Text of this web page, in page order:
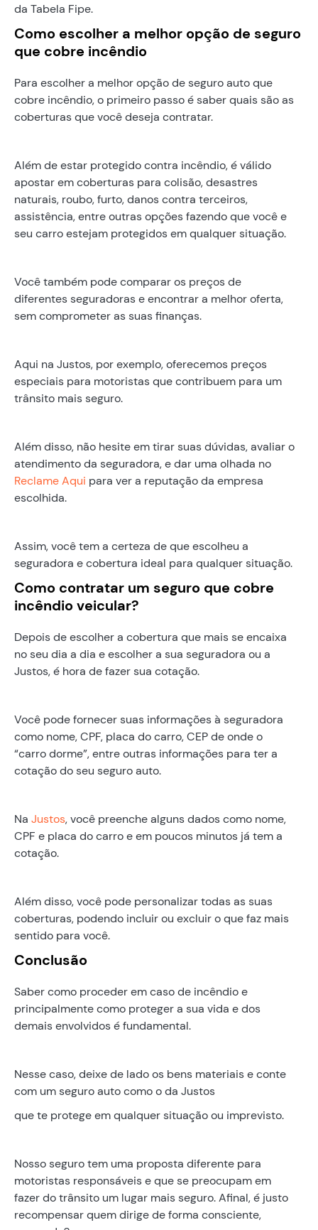
da Tabela Fipe.
Como escolher a melhor opção de seguro
que cobre incêndio
Para escolher a melhor opção de seguro auto que
cobre incêndio, o primeiro passo é saber quais são as
coberturas que você deseja contratar.
Além de estar protegido contra incêndio, é válido
apostar em coberturas para colisão, desastres
naturais, roubo, furto, danos contra terceiros,
assistência, entre outras opções fazendo que você e
seu carro estejam protegidos em qualquer situação.
Você também pode comparar os preços de
diferentes seguradoras e encontrar a melhor oferta,
sem comprometer as suas finanças.
Aqui na Justos, por exemplo, oferecemos preços
especiais para motoristas que contribuem para um
trânsito mais seguro.
Além disso, não hesite em tirar suas dúvidas, avaliar o
atendimento da seguradora, e dar uma olhada no
Reclame Aqui para ver a reputação da empresa
escolhida.
Assim, você tem a certeza de que escolheu a
seguradora e cobertura ideal para qualquer situação.
‍Como contratar um seguro que cobre
incêndio veicular?
Depois de escolher a cobertura que mais se encaixa
no seu dia a dia e escolher a sua seguradora ou a
Justos, é hora de fazer sua cotação.
Você pode fornecer suas informações à seguradora
como nome, CPF, placa do carro, CEP de onde o
“carro dorme”, entre outras informações para ter a
cotação do seu seguro auto.
Na Justos, você preenche alguns dados como nome,
CPF e placa do carro e em poucos minutos já tem a
cotação.
Além disso, você pode personalizar todas as suas
coberturas, podendo incluir ou excluir o que faz mais
sentido para você.
Conclusão
Saber como proceder em caso de incêndio e
principalmente como proteger a sua vida e dos
demais envolvidos é fundamental.
Nesse caso, deixe de lado os bens materiais e conte
com um seguro auto como o da Justos
que te protege em qualquer situação ou imprevisto.
Nosso seguro tem uma proposta diferente para
motoristas responsáveis e que se preocupam em
fazer do trânsito um lugar mais seguro. Afinal, é justo
recompensar quem dirige de forma consciente,